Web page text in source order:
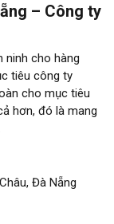
– Công ty
ninh cho hàng
tiêu công ty
cho mục tiêu
hơn, đó là mang
Đà Nẵng